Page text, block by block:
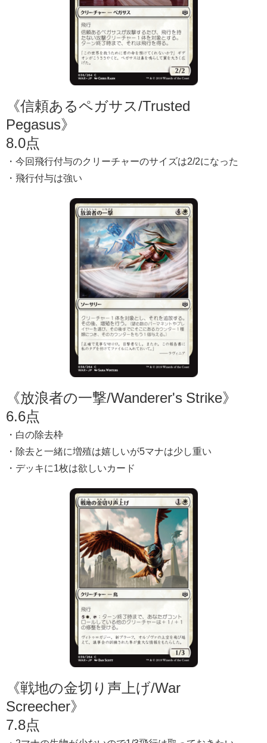
《信頼あるペガサス/Trusted
Pegasus》
8.0点
・今回飛行付与のクリーチャーのサイズは2/2になった
・飛行付与は強い
《放浪者の一撃/Wanderer's Strike》
6.6点
・白の除去枠
・除去と一緒に増殖は嬉しいが5マナは少し重い
・デッキに1枚は欲しいカード
《戦地の金切り声上げ/War
Screecher》
7.8点